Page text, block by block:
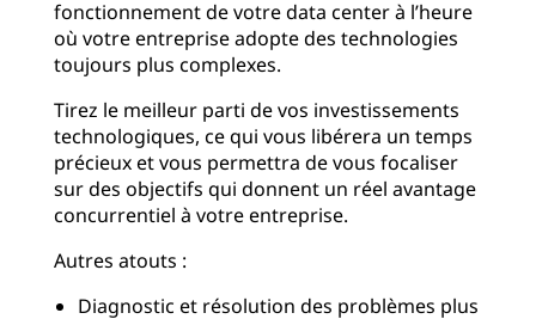
fonctionnement de votre data center à l’heure
où votre entreprise adopte des technologies
toujours plus complexes.
Tirez le meilleur parti de vos investissements
technologiques, ce qui vous libérera un temps
précieux et vous permettra de vous focaliser
sur des objectifs qui donnent un réel avantage
concurrentiel à votre entreprise.
Autres atouts :
Diagnostic et résolution des problèmes plus